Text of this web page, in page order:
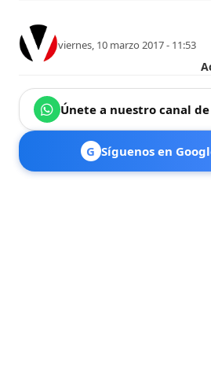
viernes, 10 marzo 2017 - 11:53
Únete a nuestro canal
G Síguenos en